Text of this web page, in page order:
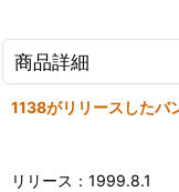
商品詳細
1138がリリースしたバ
リリース：1999.8.1